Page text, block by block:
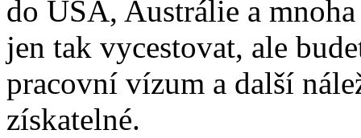
do USA, Austrálie a
jen tak vycestovat, ale
pracovní vízum a další
získatelné.